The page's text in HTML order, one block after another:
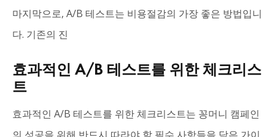
마지막으로, A/B 테스트는 비용절감의 가장 좋은 방법입니
다. 기존의 진
효과적인 A/B 테스트를 위한 체크리스
트
효과적인 A/B 테스트를 위한 체크리스트는 꽁머니 캠페인